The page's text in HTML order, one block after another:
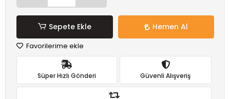
Sepete Ekle Hemen Al
Favorilerime ekle
Süper Hızlı Gönderi Güvenli Alışveriş